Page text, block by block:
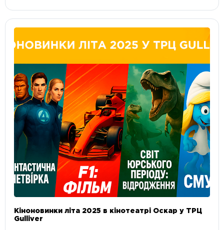
Кіноновинки літа 2025 в кінотеатрі Оскар у ТРЦ
Gulliver